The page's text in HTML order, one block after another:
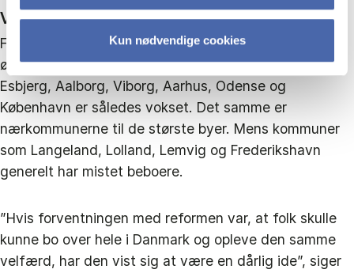
Kun nødvendige cookies
VELFÆRD ULIGE FORDELT
Forskernes studie viser, at reformen har bidraget til at
øge forskellen mellem by og land. Kommuner som
Esbjerg, Aalborg, Viborg, Aarhus, Odense og
København er således vokset. Det samme er
nærkommunerne til de største byer. Mens kommuner
som Langeland, Lolland, Lemvig og Frederikshavn
generelt har mistet beboere.
”Hvis forventningen med reformen var, at folk skulle
kunne bo over hele i Danmark og opleve den samme
velfærd, har den vist sig at være en dårlig ide”, siger